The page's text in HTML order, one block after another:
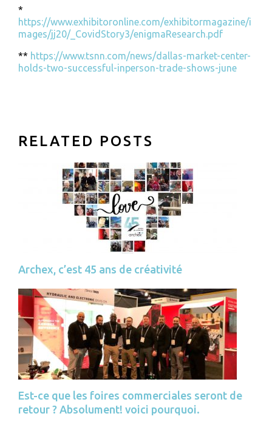
*
https://www.exhibitoronline.com/exhibitormagazine/i
mages/jj20/_CovidStory3/enigmaResearch.pdf
** https://www.tsnn.com/news/dallas-market-center-
holds-two-successful-inperson-trade-shows-june
RELATED POSTS
Archex, c’est 45 ans de créativité
Est-ce que les foires commerciales seront de
retour ? Absolument! voici pourquoi.